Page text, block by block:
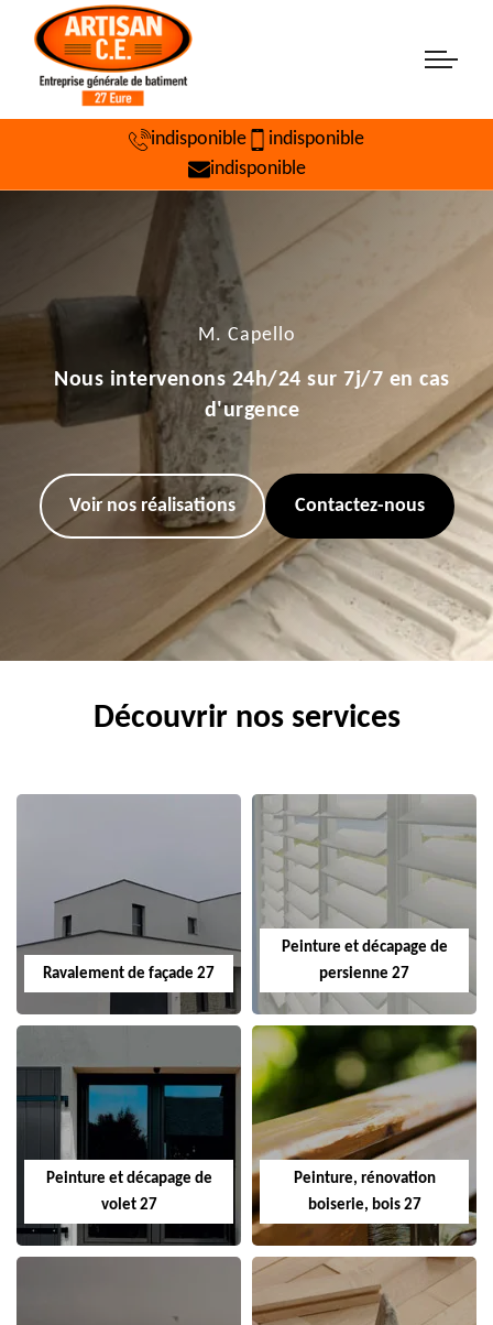
indisponible
indisponible
indisponible
M. Capello
Nous intervenons 24h/24 sur 7j/7 en cas
d'urgence
Voir nos réalisations Contactez-nous
Découvrir nos services
Ravalement de façade 27
Peinture et décapage de
persienne 27
Peinture et décapage de
volet 27
Peinture, rénovation
boiserie, bois 27